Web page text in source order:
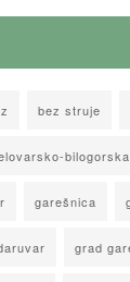
bez struje
garešnica
grad